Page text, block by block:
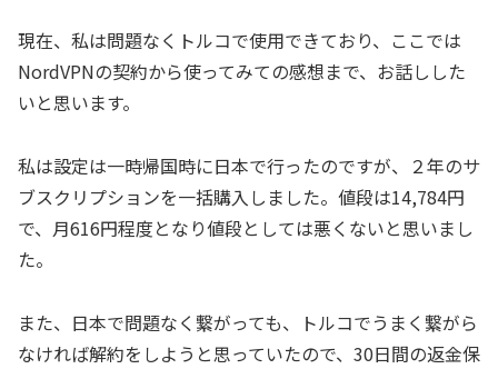
現在、私は問題なくトルコで使用できており、ここでは
NordVPNの契約から使ってみての感想まで、お話しした
いと思います。
私は設定は一時帰国時に日本で行ったのですが、２年のサ
ブスクリプションを一括購入しました。値段は14,784円
で、月616円程度となり値段としては悪くないと思いまし
た。
また、日本で問題なく繋がっても、トルコでうまく繋がら
なければ解約をしようと思っていたので、30日間の返金保